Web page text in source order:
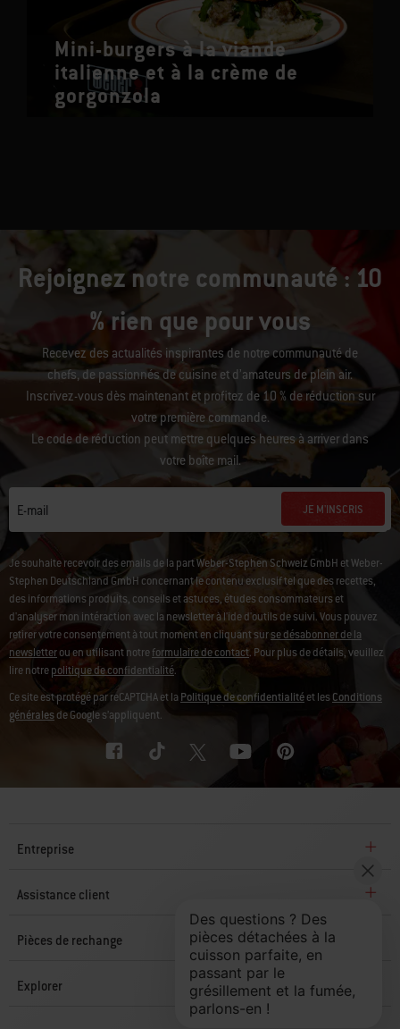
Mini-burgers à la viande
italienne et à la crème de
gorgonzola
Rejoignez notre communauté : 10
% rien que pour vous
Recevez des actualités inspirantes de notre communauté de
chefs, de passionnés de cuisine et d’amateurs de plein air.
Inscrivez-vous dès maintenant et profitez de 10 % de réduction sur
votre première commande.
Le code de réduction peut mettre quelques heures à arriver dans
votre boîte mail.
E-mail JE M'INSCRIS
Je souhaite recevoir des emails de la part Weber-Stephen Schweiz GmbH et Weber-
Stephen Deutschland GmbH concernant le contenu exclusif tel que des recettes,
des informations produits, conseils et astuces, études consommateurs et
d'analyser mon intéraction avec la newsletter à l'ide d'outils de suivi. Vous pouvez
retirer votre consentement à tout moment en cliquant surse désabonner de la
newsletterou en utilisant notreformulaire de contact. Pour plus de détails, veuillez
lire notrepolitique de confidentialité.
Ce site est protégé par reCAPTCHA et la Politique de confidentialitéet lesConditions
généralesde Google s’appliquent.
Entreprise
Assistance client
Pièces de rechange
Explorer